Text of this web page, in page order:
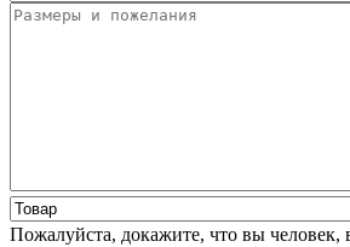
Пожалуйста, докажите, что вы человек,